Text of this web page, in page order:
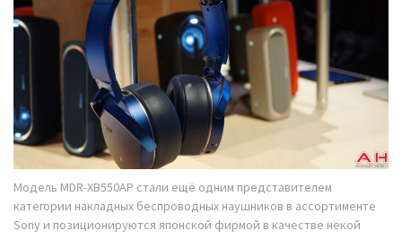
Модель MDR-XB550AP стали ещё одним представителем
категории накладных беспроводных наушников в ассортименте
Sony и позиционируются японской фирмой в качестве некой